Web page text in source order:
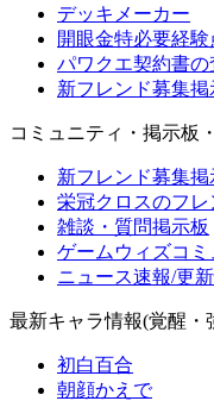
デッキメーカー
開眼金特必要経験
パワクエ契約書
新フレンド募集掲
コミュニティ・掲示板
新フレンド募集掲
栄冠クロスのフ
雑談・質問掲示板
ゲームウィズコミ
ニュース速報/更
最新キャラ情報(覚醒・
初白百合
朝顔かえで